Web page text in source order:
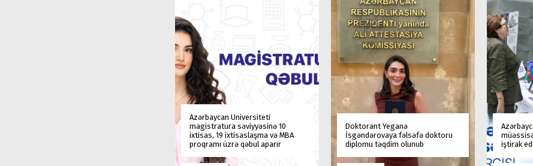
Azərbaycan Universiteti
magistratura səviyyəsinə 10
ixtisas, 19 ixtisaslaşma və MBA
proqramı üzrə qəbul aparır
Doktorant Yeganə
İsgəndərovaya fəlsəfə doktoru
diplomu təqdim olunub
iştirak